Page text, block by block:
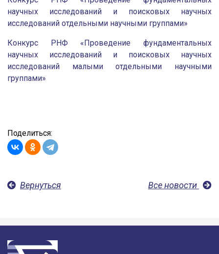
научных исследований и поисковых научных
исследований отдельными научными группами»
Конкурс РНФ «Проведение фундаментальных
научных исследований и поисковых научных
исследований малыми отдельными научными
группами»
Поделиться:
Вернуться Все новости